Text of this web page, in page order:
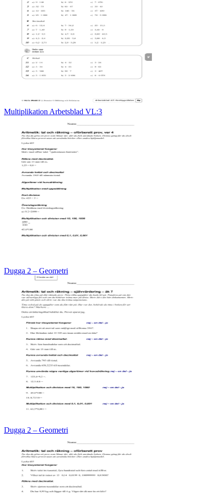
Multiplikation Arbetsblad VL:3
Dugga 2 – Geometri
Dugga 2 – Geometri